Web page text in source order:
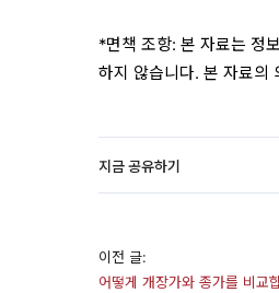
*면책 조항: 본 자료는 정
하지 않습니다. 본 자료의
지금 공유하기
이전 글:
어떻게 개장가와 종가를 비교